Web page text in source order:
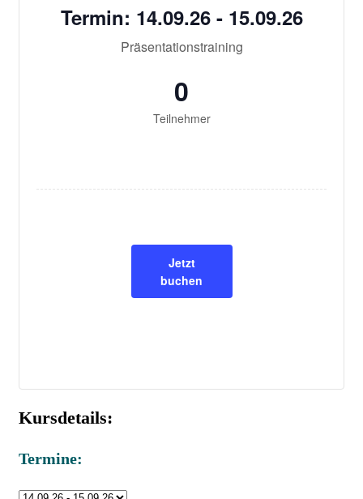
Termin: 14.09.26 - 15.09.26
Präsentationstraining
0
Teilnehmer
Jetzt
buchen
Kursdetails:
Termine: